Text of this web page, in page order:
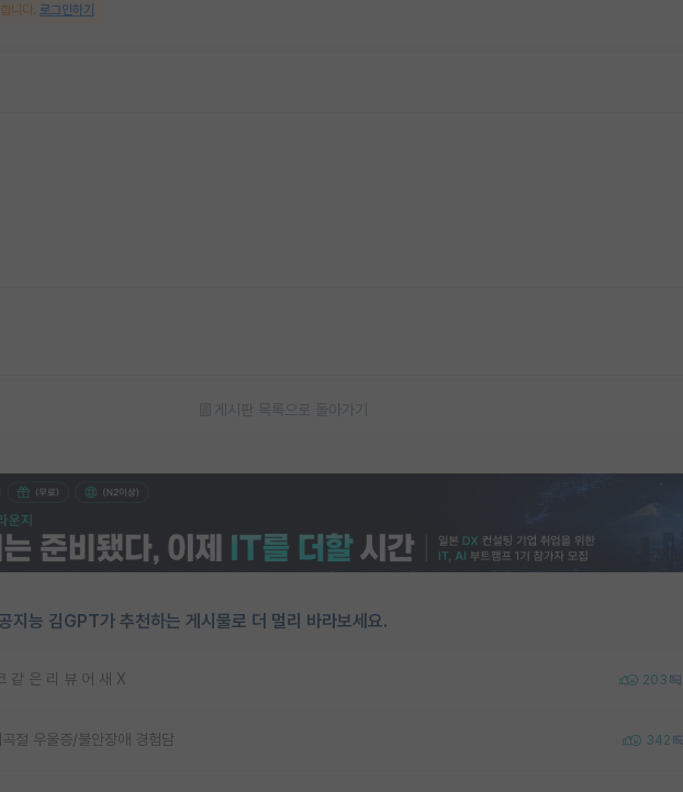
니다. 로그인하기
게시판 목록으로 돌아가기
지능 김GPT가 추천하는 게시물로 더 멀리 바라보세요.
같 은 리 뷰 어 새 X 203
절 우울증/불안장애 경험담 342